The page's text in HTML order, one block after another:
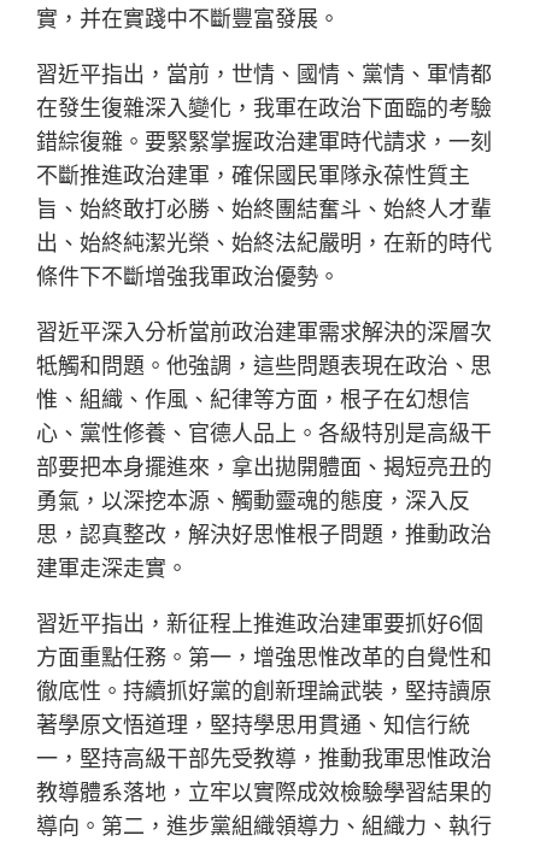
實，并在實踐中不斷豐富發展。
習近平指出，當前，世情、國情、黨情、軍情都
在發生復雜深入變化，我軍在政治下面臨的考驗
錯綜復雜。要緊緊掌握政治建軍時代請求，一刻
不斷推進政治建軍，確保國民軍隊永葆性質主
旨、始終敢打必勝、始終團結奮斗、始終人才輩
出、始終純潔光榮、始終法紀嚴明，在新的時代
條件下不斷增強我軍政治優勢。
習近平深入分析當前政治建軍需求解決的深層次
牴觸和問題。他強調，這些問題表現在政治、思
惟、組織、作風、紀律等方面，根子在幻想信
心、黨性修養、官德人品上。各級特別是高級干
部要把本身擺進來，拿出拋開體面、揭短亮丑的
勇氣，以深挖本源、觸動靈魂的態度，深入反
思，認真整改，解決好思惟根子問題，推動政治
建軍走深走實。
習近平指出，新征程上推進政治建軍要抓好6個
方面重點任務。第一，增強思惟改革的自覺性和
徹底性。持續抓好黨的創新理論武裝，堅持讀原
著學原文悟道理，堅持學思用貫通、知信行統
一，堅持高級干部先受教導，推動我軍思惟政治
教導體系落地，立牢以實際成效檢驗學習結果的
導向。第二，進步黨組織領導力、組織力、執行